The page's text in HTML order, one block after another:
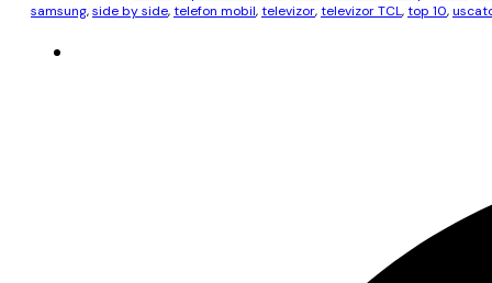
samsung,side by side,telefon mobil,televizor,televizor TCL,top 10,